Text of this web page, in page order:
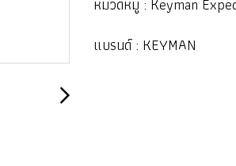
แบรนด์ : KEYMAN